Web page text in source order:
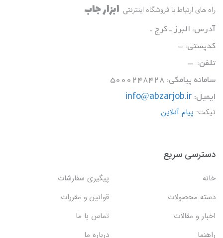
راه های ارتباط با فروشگاه اینترنتی ابزار جاب
آدرس: البرز ـ کرج ـ
کدپستی: -
تلفن: -
سامانه پیامکی: 5000248428
ایمیل: info@abzarjob.ir
تیکت: پیام آنلاین
دسترسی سریع
خانه
پیگیری سفارشات
دسته محصولات
قوانین و مقررات
اخبار و مقالات
تماس با ما
راهنما
درباره ما